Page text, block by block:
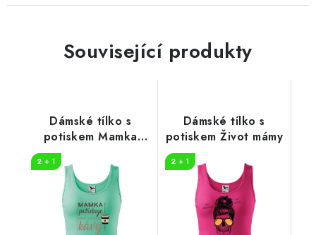
Související produkty
Dámské tílko s
potiskem Mamka
potřebuje kávu
2 + 1
Dámské tílko s
potiskem Život mámy
2 + 1